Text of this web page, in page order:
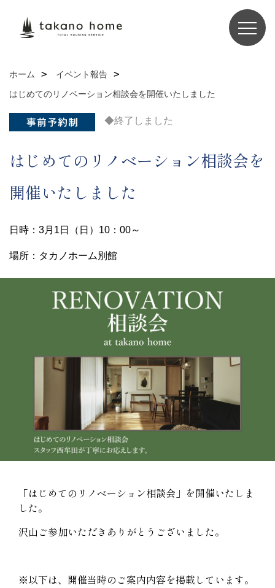
ホーム
イベント報告
はじめてのリノベーション相談会を開催いたしました
◆終了しました
はじめてのリノベーション相談会を
開催いたしました
日時：3月1日（日）10：00～
場所：タカノホーム別館
「はじめてのリノベーション相談会」を開催いたしま
した。
沢山ご参加いただきありがとうございました。
※以下は、開催当時のご案内内容を掲載しています。